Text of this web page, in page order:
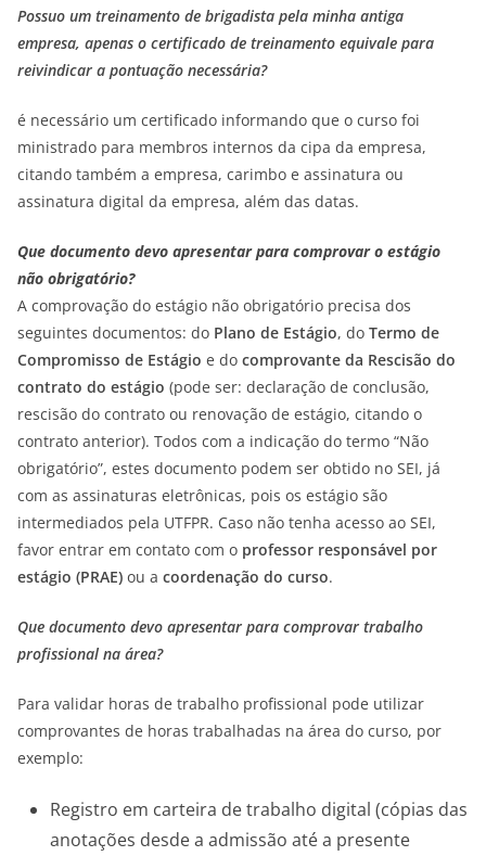
Possuo um treinamento de brigadista pela minha antiga
empresa, apenas o certificado de treinamento equivale para
reivindicar a pontuação necessária?
é necessário um certificado informando que o curso foi
ministrado para membros internos da cipa da empresa,
citando também a empresa, carimbo e assinatura ou
assinatura digital da empresa, além das datas.
Que documento devo apresentar para comprovar o estágio
não obrigatório?
A comprovação do estágio não obrigatório precisa dos
seguintes documentos: do Plano de Estágio, do Termo de
Compromisso de Estágio e do comprovante da Rescisão do
contrato do estágio (pode ser: declaração de conclusão,
rescisão do contrato ou renovação de estágio, citando o
contrato anterior). Todos com a indicação do termo “Não
obrigatório”, estes documento podem ser obtido no SEI, já
com as assinaturas eletrônicas, pois os estágio são
intermediados pela UTFPR. Caso não tenha acesso ao SEI,
favor entrar em contato com o professor responsável por
estágio (PRAE) ou a coordenação do curso.
Que documento devo apresentar para comprovar trabalho
profissional na área?
Para validar horas de trabalho profissional pode utilizar
comprovantes de horas trabalhadas na área do curso, por
exemplo:
Registro em carteira de trabalho digital (cópias das
anotações desde a admissão até a presente